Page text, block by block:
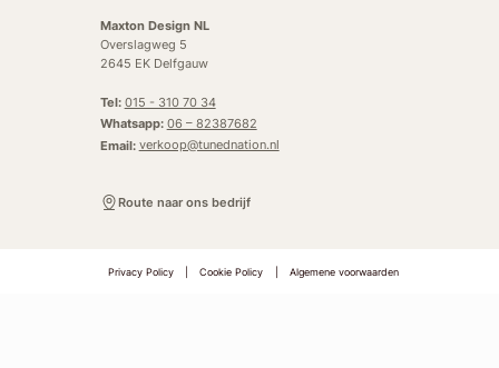
Maxton Design NL
Overslagweg 5
2645 EK Delfgauw
Tel: 015 - 310 70 34
Whatsapp: 06 – 82387682
Email: verkoop@tunednation.nl
Route naar ons bedrijf
Privacy Policy Cookie Policy Algemene voorwaarden